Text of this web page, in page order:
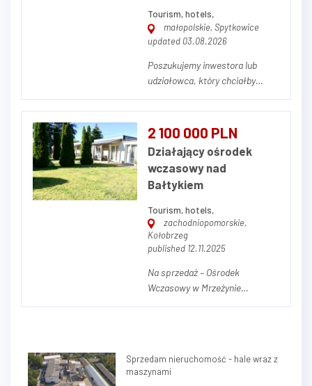
Tourism, hotels,
małopolskie, Spytkowice
updated 03.08.2026
Poszukujemy inwestora lub
udziałowca, który chciałby
glampingu położonego w
malowniczej okolicy Zatora w
Małopolsce. Projekt jest już
gotowy i oferuje możliwość
objęcia około 20% udziałów w
2 100 000 PLN
Działający ośrodek
wczasowy nad
Bałtykiem
Tourism, hotels,
zachodniopomorskie,
Kołobrzeg
published 12.11.2025
Na sprzedaż – Ośrodek
Wczasowy w Mrzeżynie
doskonałą opinią ośrodek
wczasowy w popularnej
Sprzedam nieruchomość - hale wraz z
maszynami